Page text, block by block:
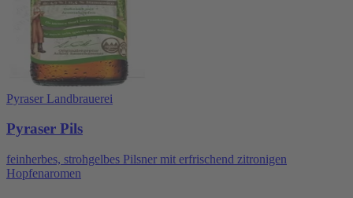
Pyraser Landbrauerei
Pyraser Pils
feinherbes, strohgelbes Pilsner mit erfrischend zitronigen
Hopfenaromen